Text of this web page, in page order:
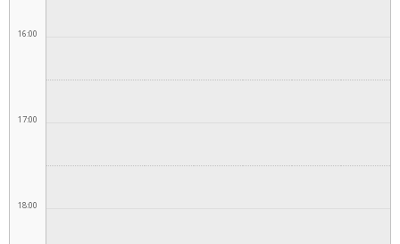
16:00
17:00
18:00